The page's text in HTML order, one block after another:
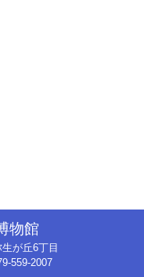
物館
が丘6丁目
559-2007